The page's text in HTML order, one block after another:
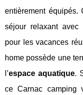
entièrement équipés.
séjour relaxant avec
pour les vacances
home possède une
l’espace aquatique.
ce Carnac camping